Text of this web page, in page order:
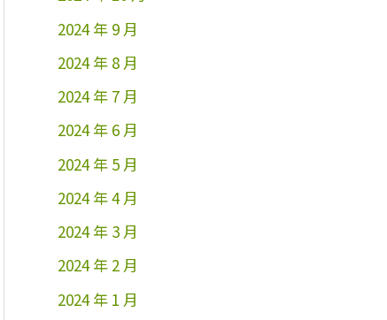
2024 年 9 月
2024 年 8 月
2024 年 7 月
2024 年 6 月
2024 年 5 月
2024 年 4 月
2024 年 3 月
2024 年 2 月
2024 年 1 月